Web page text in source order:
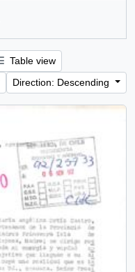
Table view
Direction: Descending